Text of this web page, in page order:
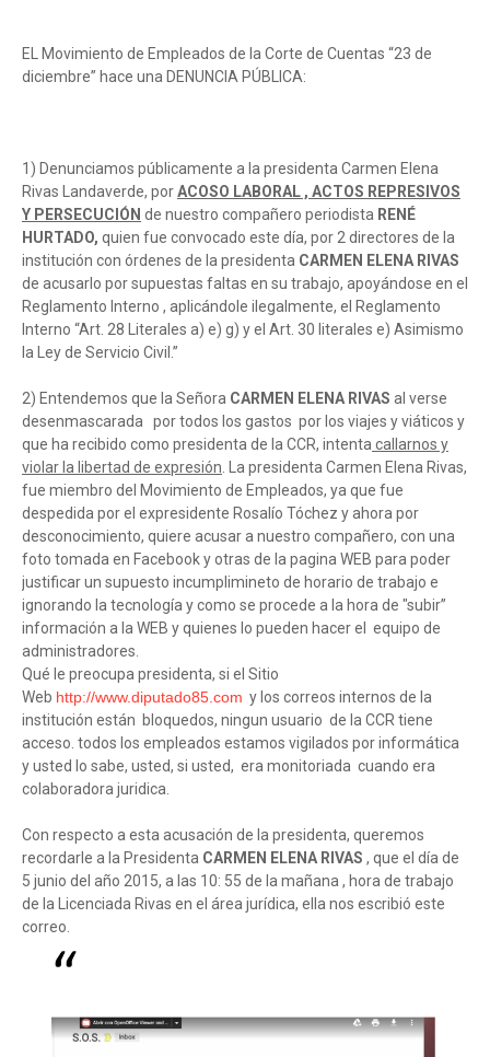
EL Movimiento de Empleados de la Corte de Cuentas “23 de
diciembre” hace una DENUNCIA PÚBLICA:
1) Denunciamos públicamente a la presidenta Carmen Elena
Rivas Landaverde, porACOSO LABORAL , ACTOS REPRESIVOS
Y PERSECUCIÓN de nuestro compañero periodista RENÉ
HURTADO, quien fue convocado este día, por 2 directores de la
institución con órdenes de la presidenta CARMEN ELENA RIVAS
de acusarlo por supuestas faltas en su trabajo, apoyándose en el
Reglamento Interno , aplicándole ilegalmente, el Reglamento
Interno “Art. 28 Literales a) e) g) y el Art. 30 literales e) Asimismo
la Ley de Servicio Civil.”
2) Entendemos que la Señora CARMEN ELENA RIVAS al verse
desenmascarada por todos los gastos por los viajes y viáticos y
que ha recibido como presidenta de la CCR, intenta callarnos y
violar la libertad de expresión . La presidenta Carmen Elena Rivas,
fue miembro del Movimiento de Empleados, ya que fue
despedida por el expresidente Rosalío Tóchez y ahora por
desconocimiento, quiere acusar a nuestro compañero, con una
foto tomada en Facebook y otras de la pagina WEB para poder
justificar un supuesto incumplimineto de horario de trabajo e
ignorando la tecnología y como se procede a la hora de "subir”
información a la WEB y quienes lo pueden hacer el equipo de
administradores.
Qué le preocupa presidenta, si el Sitio
Web http://www.diputado85.com y los correos internos de la
institución están bloquedos, ningun usuario de la CCR tiene
acceso. todos los empleados estamos vigilados por informática
y usted lo sabe, usted, si usted, era monitoriada cuando era
colaboradora juridica.
Con respecto a esta acusación de la presidenta, queremos
recordarle a la Presidenta CARMEN ELENA RIVAS , que el día de
5 junio del año 2015, a las 10: 55 de la mañana , hora de trabajo
de la Licenciada Rivas en el área jurídica, ella nos escribió este
correo.